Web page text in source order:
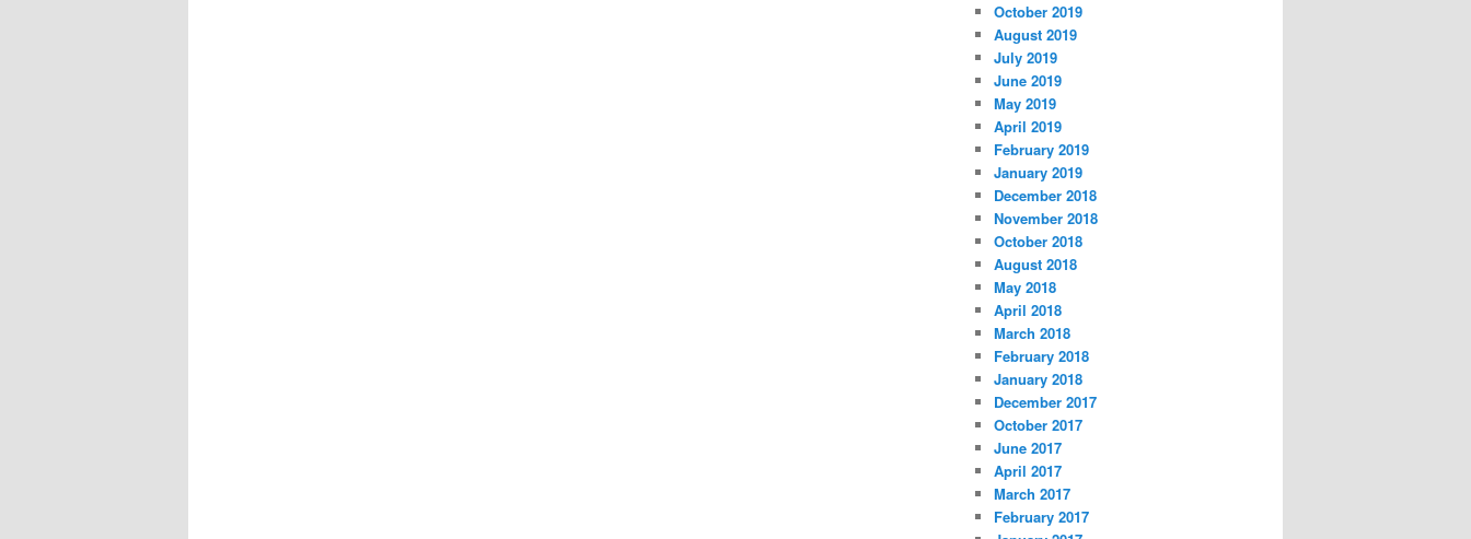
October 2019
August 2019
July 2019
June 2019
May 2019
April 2019
February 2019
January 2019
December 2018
November 2018
October 2018
August 2018
May 2018
April 2018
March 2018
February 2018
January 2018
December 2017
October 2017
June 2017
April 2017
March 2017
February 2017